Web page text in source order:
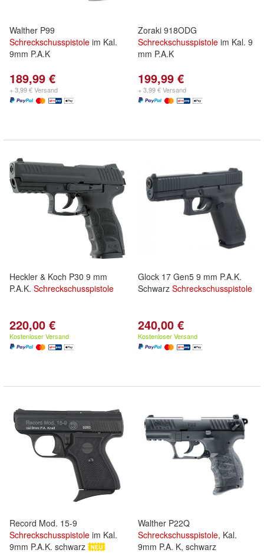
Walther P99
Schreckschusspistole im Kal.
9mm P.A.K
189,99 €
+ 3,99 € Versand
Zoraki 918ODG
Schreckschusspistole im Kal. 9
mm P.A.K
199,99 €
+ 3,99 € Versand
Heckler & Koch P30 9 mm
P.A.K. Schreckschusspistole
220,00 €
Kostenloser Versand
Glock 17 Gen5 9 mm P.A.K.
Schwarz Schreckschusspistole
240,00 €
Kostenloser Versand
Record Mod. 15-9
Schreckschusspistole im Kal.
9mm P.A.K. schwarz
Walther P22Q
Schreckschusspistole, Kal.
9mm P.A. K, schwarz